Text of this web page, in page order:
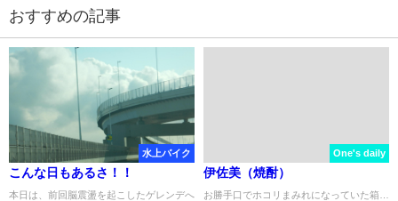
おすすめの記事
水上バイク
こんな日もあるさ！！
本日は、前回脳震盪を起こしたゲレンデへ
One's daily
伊佐美（焼酎）
お勝手口でホコリまみれになっていた箱…